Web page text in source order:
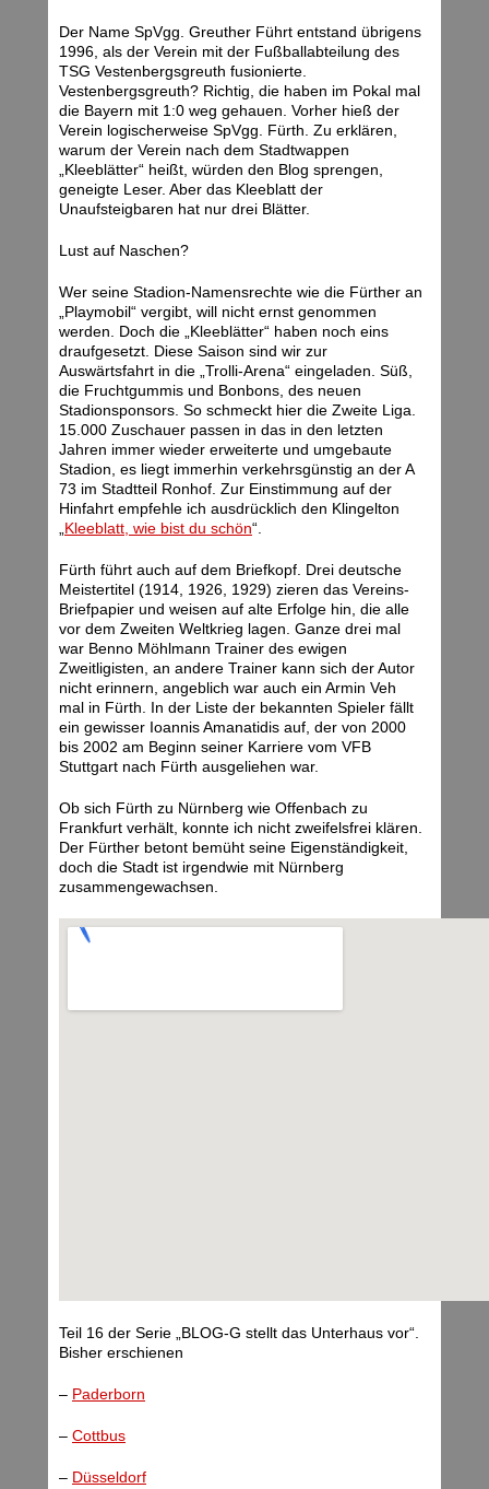
Der Name SpVgg. Greuther Führt entstand übrigens
1996, als der Verein mit der Fußballabteilung des
TSG Vestenbergsgreuth fusionierte.
Vestenbergsgreuth? Richtig, die haben im Pokal mal
die Bayern mit 1:0 weg gehauen. Vorher hieß der
Verein logischerweise SpVgg. Fürth. Zu erklären,
warum der Verein nach dem Stadtwappen
„Kleeblätter“ heißt, würden den Blog sprengen,
geneigte Leser. Aber das Kleeblatt der
Unaufsteigbaren hat nur drei Blätter.
Lust auf Naschen?
Wer seine Stadion-Namensrechte wie die Fürther an
„Playmobil“ vergibt, will nicht ernst genommen
werden. Doch die „Kleeblätter“ haben noch eins
draufgesetzt. Diese Saison sind wir zur
Auswärtsfahrt in die „Trolli-Arena“ eingeladen. Süß,
die Fruchtgummis und Bonbons, des neuen
Stadionsponsors. So schmeckt hier die Zweite Liga.
15.000 Zuschauer passen in das in den letzten
Jahren immer wieder erweiterte und umgebaute
Stadion, es liegt immerhin verkehrsgünstig an der A
73 im Stadtteil Ronhof. Zur Einstimmung auf der
Hinfahrt empfehle ich ausdrücklich den Klingelton
Kleeblatt, wie bist du schön“.
Fürth führt auch auf dem Briefkopf. Drei deutsche
Meistertitel (1914, 1926, 1929) zieren das Vereins-
Briefpapier und weisen auf alte Erfolge hin, die alle
vor dem Zweiten Weltkrieg lagen. Ganze drei mal
war Benno Möhlmann Trainer des ewigen
Zweitligisten, an andere Trainer kann sich der Autor
nicht erinnern, angeblich war auch ein Armin Veh
mal in Fürth. In der Liste der bekannten Spieler fällt
ein gewisser Ioannis Amanatidis auf, der von 2000
bis 2002 am Beginn seiner Karriere vom VFB
Stuttgart nach Fürth ausgeliehen war.
Ob sich Fürth zu Nürnberg wie Offenbach zu
Frankfurt verhält, konnte ich nicht zweifelsfrei klären.
Der Fürther betont bemüht seine Eigenständigkeit,
doch die Stadt ist irgendwie mit Nürnberg
zusammengewachsen.
Teil 16 der Serie „BLOG-G stellt das Unterhaus vor“.
Bisher erschienen
– Paderborn
– Cottbus
– Düsseldorf